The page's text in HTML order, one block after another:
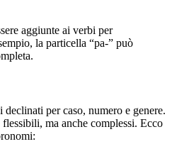
aggiunte ai verbi per
la particella “pa-” può
per caso, numero e genere.
ma anche complessi. Ecco